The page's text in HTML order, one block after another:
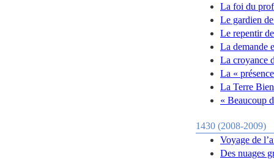
La foi du
Le gardien
Le repentir
La demande
La croyance
La «
La Terre
« Beaucoup
1430 (2008-2009)
Voyage de
Des nuages